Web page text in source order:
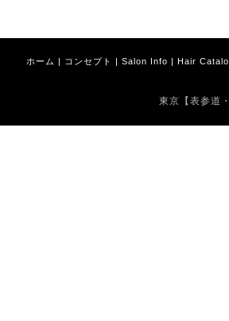
ホーム | コンセプト | Salon Info | Hair
東京【表参道